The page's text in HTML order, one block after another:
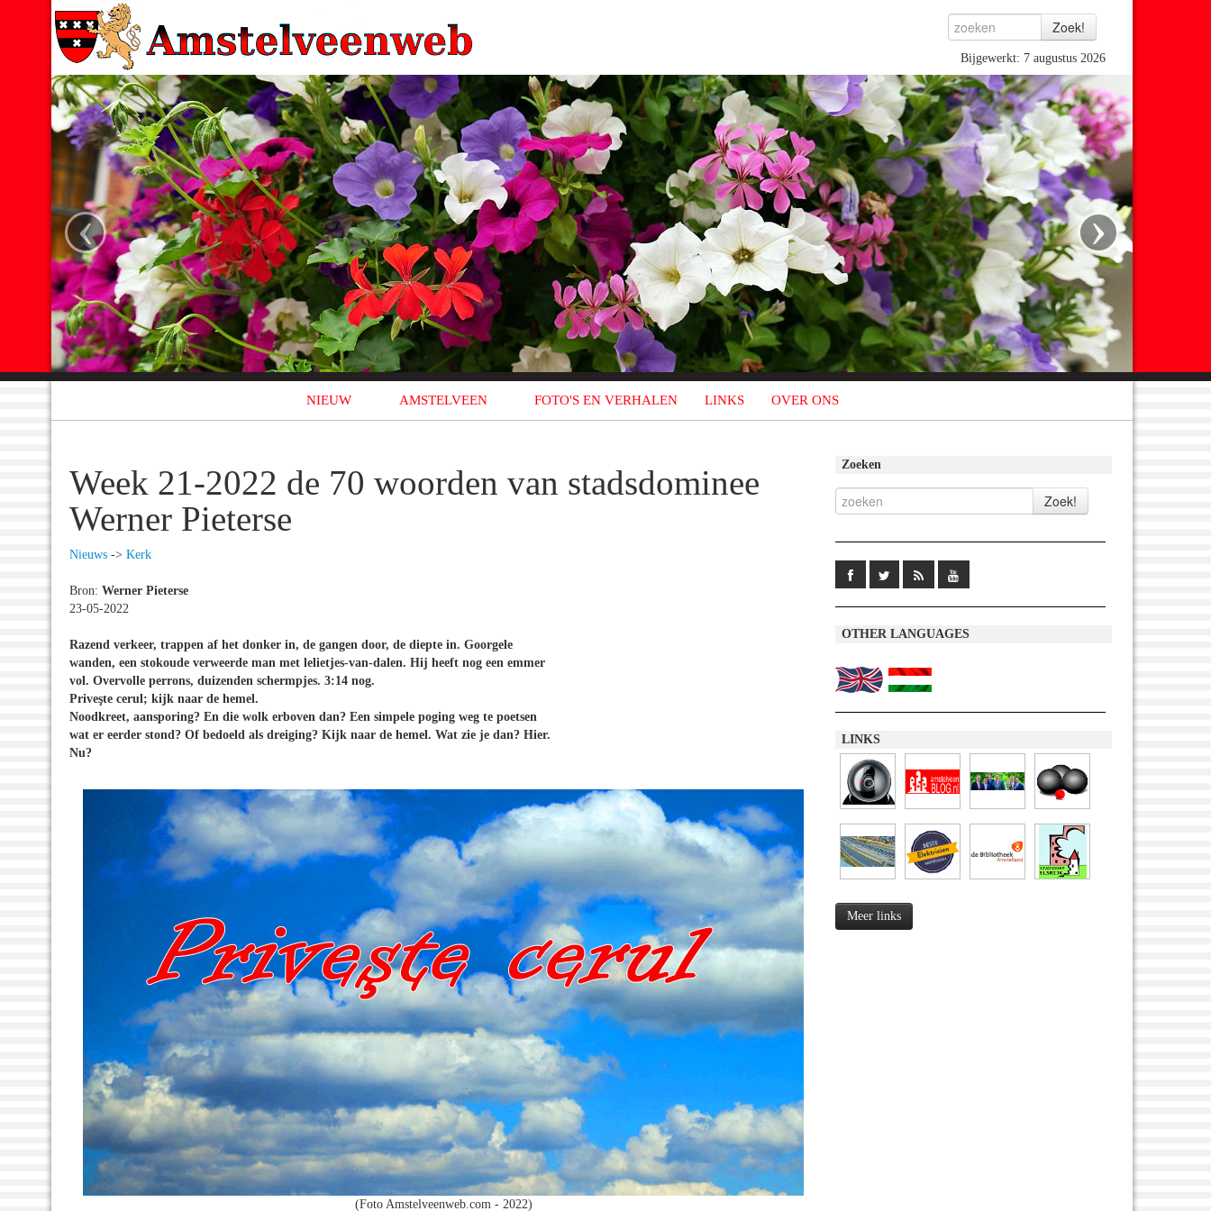
Bijgewerkt: 7 augustus 2026
‹ ›
NIEUW AMSTELVEEN FOTO'S EN VERHALEN LINKS OVER ONS
Week 21-2022 de 70 woorden van stadsdominee
Werner Pieterse
Nieuws -> Kerk
Bron: Werner Pieterse
23-05-2022
Razend verkeer, trappen af het donker in, de gangen door, de diepte in. Goorgele
wanden, een stokoude verweerde man met lelietjes-van-dalen. Hij heeft nog een emmer
vol. Overvolle perrons, duizenden schermpjes. 3:14 nog.
Priveşte cerul; kijk naar de hemel.
Noodkreet, aansporing? En die wolk erboven dan? Een simpele poging weg te poetsen
wat er eerder stond? Of bedoeld als dreiging? Kijk naar de hemel. Wat zie je dan? Hier.
Nu?
(Foto Amstelveenweb.com - 2022)
Zoeken
OTHER LANGUAGES
LINKS
Meer links